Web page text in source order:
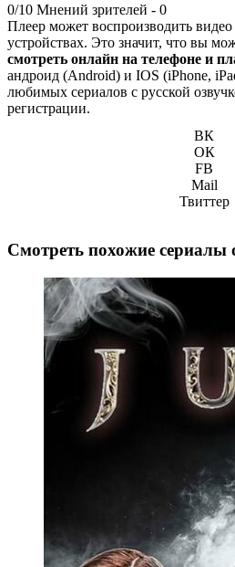
0/10 Мнений зрителей - 0
Плеер может воспроизводить
устройствах. Это значит, что вы
смотреть онлайн на телефоне и
андроид (Android) и IOS (iPhone,
любимых сериалов с русской
регистрации.
ВК
ОК
FB
Mail
Твиттер
Смотреть похожие сериалы